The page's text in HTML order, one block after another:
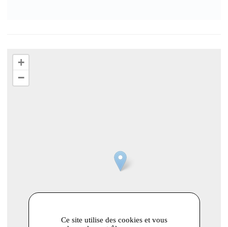
+
−
Ce site utilise des cookies et vous